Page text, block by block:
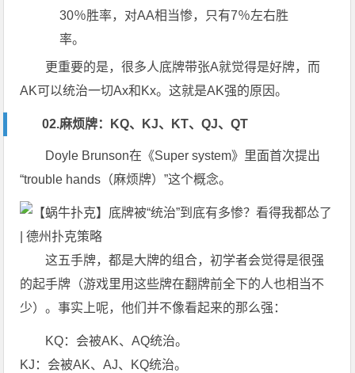
30％胜率，对AA相当惨，只有7％左右胜
率。
更重要的是，很多人底牌带张A就觉得是好牌，而
AK可以统治一切Ax和Kx。这就是AK强的原因。
02.麻烦牌：KQ、KJ、KT、QJ、QT
Doyle Brunson在《Super system》里面首次提出
“trouble hands（麻烦牌）”这个概念。
这五手牌，都是大牌的组合，初学者会觉得是很强
的起手牌（游戏里用这些牌在翻牌前全下的人也相当不
少）。事实上呢，他们并不像看起来的那么强：
KQ：会被AK、AQ统治。
KJ：会被AK、AJ、KQ统治。